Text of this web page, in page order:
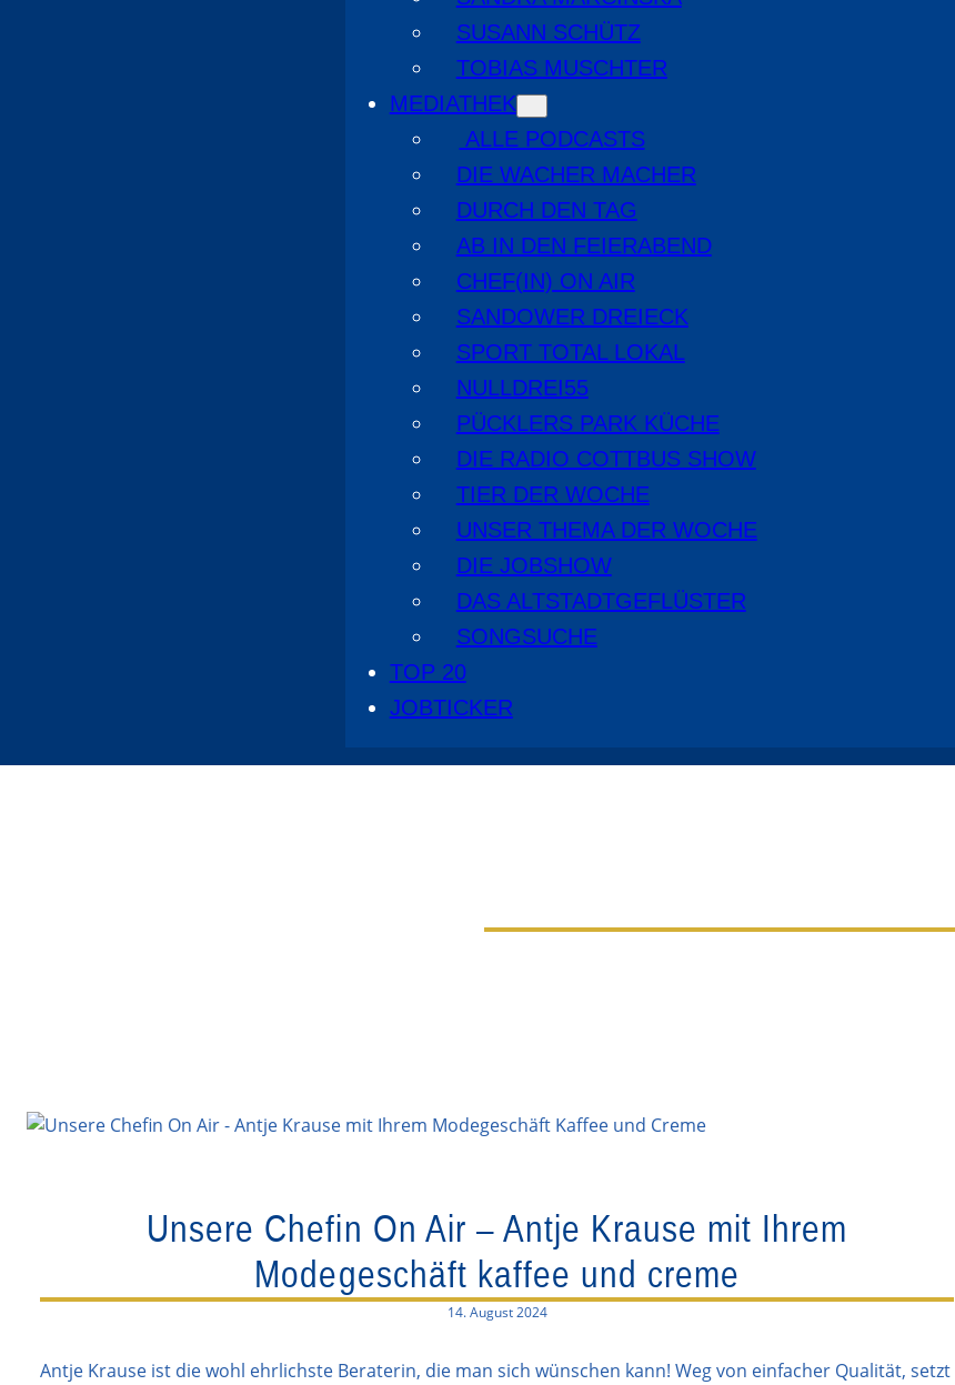
SUSANN SCHÜTZ
TOBIAS MUSCHTER
MEDIATHEK
ALLE PODCASTS
DIE WACHER MACHER
DURCH DEN TAG
AB IN DEN FEIERABEND
CHEF(IN) ON AIR
SANDOWER DREIECK
SPORT TOTAL LOKAL
NULLDREI55
PÜCKLERS PARK KÜCHE
DIE RADIO COTTBUS SHOW
TIER DER WOCHE
UNSER THEMA DER WOCHE
DIE JOBSHOW
DAS ALTSTADTGEFLÜSTER
SONGSUCHE
TOP 20
JOBTICKER
Unsere Chefin On Air – Antje Krause mit Ihrem
Modegeschäft kaffee und creme
14. August 2024
Antje Krause ist die wohl ehrlichste Beraterin, die man sich wünschen kann! Weg von einfacher Qualität, setzt